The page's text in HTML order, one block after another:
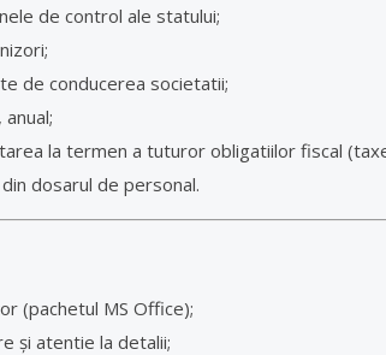
de control ale statului;
de conducerea societatii;
la termen a tuturor obligatiilor fiscal
dosarul de personal.
(pachetul MS Office);
și atentie la detalii;